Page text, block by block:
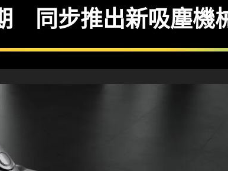
同步推出新吸塵機